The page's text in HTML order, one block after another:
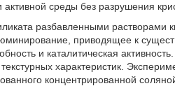
среды без разрушения
разбавленными растворами
приводящее к
и каталитическая
характеристик.
концентрированной